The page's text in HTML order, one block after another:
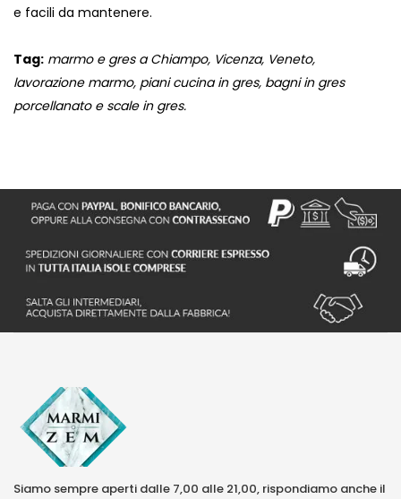
e facili da mantenere.
Tag: marmo e gres a Chiampo, Vicenza, Veneto,
lavorazione marmo, piani cucina in gres, bagni in gres
porcellanato e scale in gres.
Siamo sempre aperti dalle 7,00 alle 21,00, rispondiamo anche il